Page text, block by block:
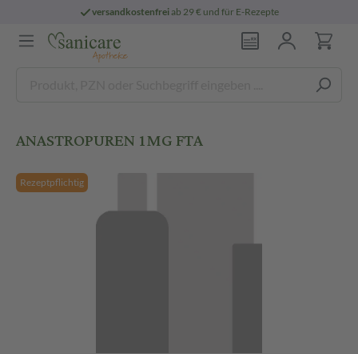
versandkostenfreiab 29 € und für E-Rezepte
ANASTROPUREN 1MG FTA
Rezeptpflichtig